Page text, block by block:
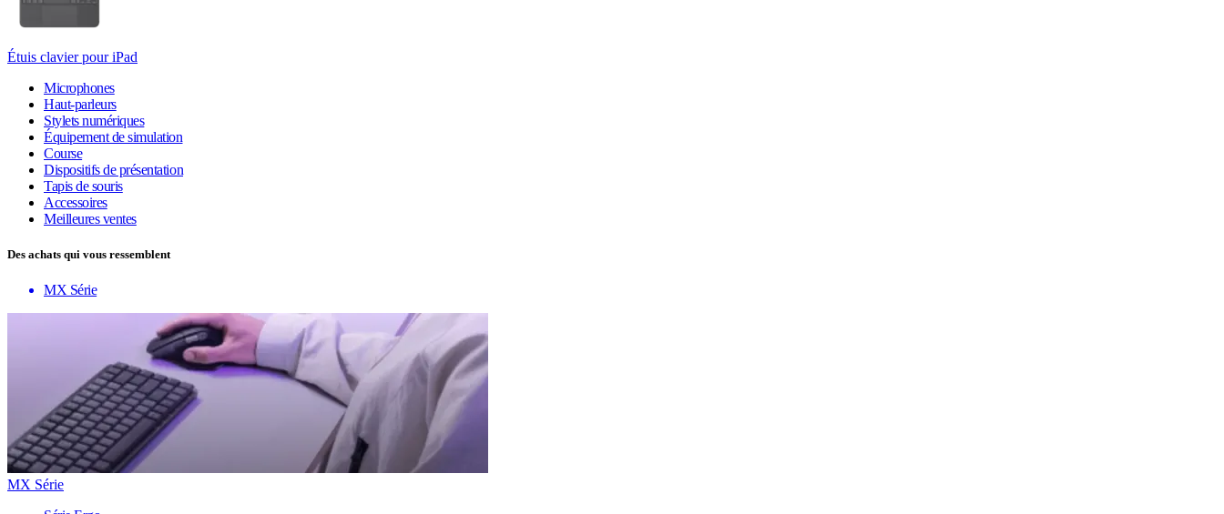
Étuis clavier pour iPad
Microphones
Haut-parleurs
Stylets numériques
Équipement de simulation
Course
Dispositifs de présentation
Tapis de souris
Accessoires
Meilleures ventes
Des achats qui vous ressemblent
MX Série
MX Série